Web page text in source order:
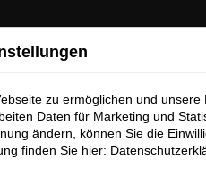
zu ermöglichen und unsere
Daten für Marketing und
ändern, können Sie die
finden Sie hier: